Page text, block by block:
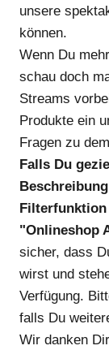
unsere
können.
Wenn Du
schau doch
Streams
Produkte ein
Fragen zu
Falls Du
Filterfunktion
"Onlineshop
sicher, dass
wirst und
Verfügung.
falls Du
Wir danken